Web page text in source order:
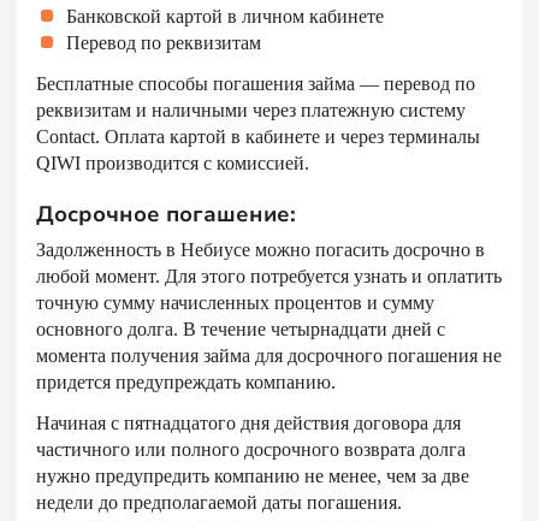
Банковской картой в личном кабинете
Перевод по реквизитам
Бесплатные способы погашения займа — перевод по
реквизитам и наличными через платежную систему
Contact. Оплата картой в кабинете и через терминалы
QIWI производится с комиссией.
Досрочное погашение:
Задолженность в Небиусе можно погасить досрочно в
любой момент. Для этого потребуется узнать и оплатить
точную сумму начисленных процентов и сумму
основного долга. В течение четырнадцати дней с
момента получения займа для досрочного погашения не
придется предупреждать компанию.
Начиная с пятнадцатого дня действия договора для
частичного или полного досрочного возврата долга
нужно предупредить компанию не менее, чем за две
недели до предполагаемой даты погашения.